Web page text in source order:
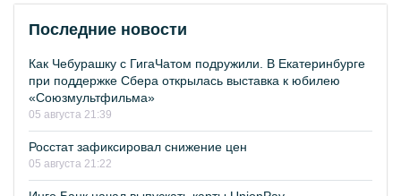
Последние новости
Как Чебурашку с ГигаЧатом подружили. В Екатеринбурге
при поддержке Сбера открылась выставка к юбилею
«Союзмультфильма»
05 августа 21:39
Росстат зафиксировал снижение цен
05 августа 21:22